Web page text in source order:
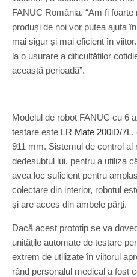
FANUC România. “Am fi
produși de noi vor putea ajuta
mai sigur și mai eficient în
la o ușurare a dificultăților
această perioadă”.
Modelul de robot FANUC cu 6
testare este LR Mate 200iD/7L,
911 mm. Sistemul de control al
dedesubtul lui, pentru a utiliza
avea loc suficient pentru
colectare din interior, robotul
și are acces din ambele părți.
Dacă acest prototip se va
unitățile automate de testare
extrem de utilizate în viitorul
rând personalul medical a fost